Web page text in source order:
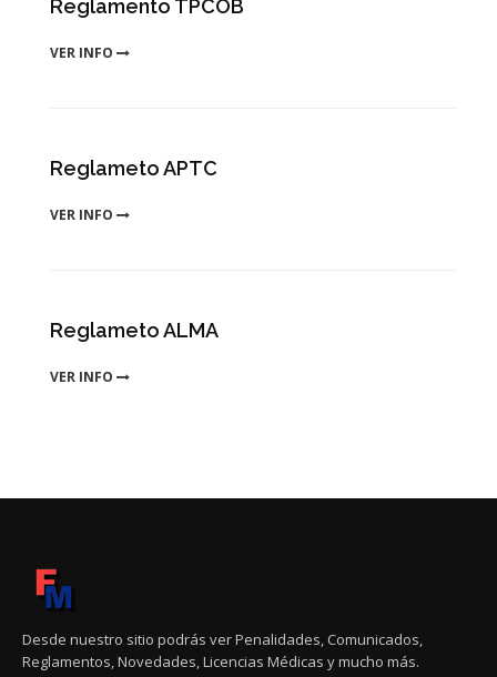
Reglamento TPCOB
VER INFO
Reglameto APTC
VER INFO
Reglameto ALMA
VER INFO
Desde nuestro sitio podrás ver Penalidades, Comunicados,
Reglamentos, Novedades, Licencias Médicas y mucho más.